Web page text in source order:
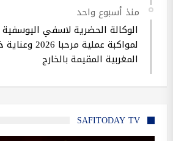
منذ أسبوع واحد
الوكالة الحضرية لاسفي
لمواكبة عملية
المغربية المقيمة بالخارج
SAFITODAY TV